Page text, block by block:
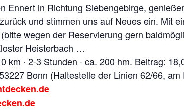
Ennert in Richtung Siebengebirge,
und stimmen uns auf Neues ein. Mit
wegen der Reservierung gern
Heisterbach …
· 2-3 Stunden · ca. 200 hm. Beitrag:
Bonn (Haltestelle der Linien 62/66,